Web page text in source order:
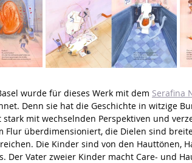
wurde für dieses Werk mit dem Serafina
Denn sie hat die Geschichte in witzige
stark mit wechselnden Perspektiven und
Flur überdimensioniert, die Dielen sind
Die Kinder sind von den Hauttönen,
Der Vater zweier Kinder macht Care- und